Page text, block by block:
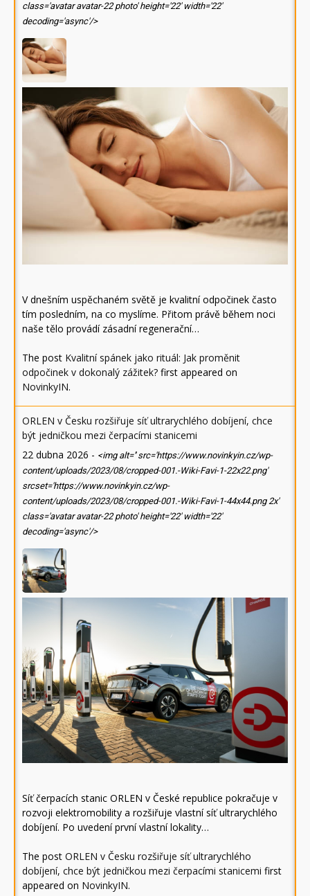
class='avatar avatar-22 photo' height='22' width='22'
decoding='async'/>
V dnešním uspěchaném světě je kvalitní odpočinek často
tím posledním, na co myslíme. Přitom právě během noci
naše tělo provádí zásadní regenerační…
The post Kvalitní spánek jako rituál: Jak proměnit
odpočinek v dokonalý zážitek? first appeared on
NovinkyIN.
ORLEN v Česku rozšiřuje síť ultrarychlého dobíjení, chce
být jedničkou mezi čerpacími stanicemi
22 dubna 2026 - <img alt='' src='https://www.novinkyin.cz/wp-
content/uploads/2023/08/cropped-001.-Wiki-Favi-1-22x22.png'
srcset='https://www.novinkyin.cz/wp-
content/uploads/2023/08/cropped-001.-Wiki-Favi-1-44x44.png 2x'
class='avatar avatar-22 photo' height='22' width='22'
decoding='async'/>
Síť čerpacích stanic ORLEN v České republice pokračuje v
rozvoji elektromobility a rozšiřuje vlastní síť ultrarychlého
dobíjení. Po uvedení první vlastní lokality…
The post ORLEN v Česku rozšiřuje síť ultrarychlého
dobíjení, chce být jedničkou mezi čerpacími stanicemi first
appeared on NovinkyIN.